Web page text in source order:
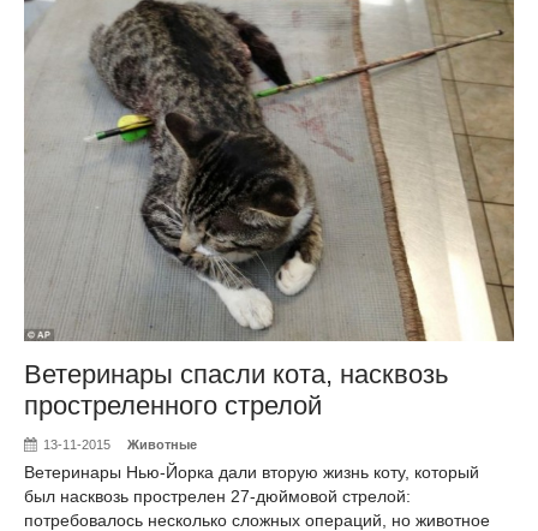
Ветеринары спасли кота, насквозь
простреленного стрелой
13-11-2015 Животные
Ветеринары Нью-Йорка дали вторую жизнь коту, который
был насквозь прострелен 27-дюймовой стрелой:
потребовалось несколько сложных операций, но животное